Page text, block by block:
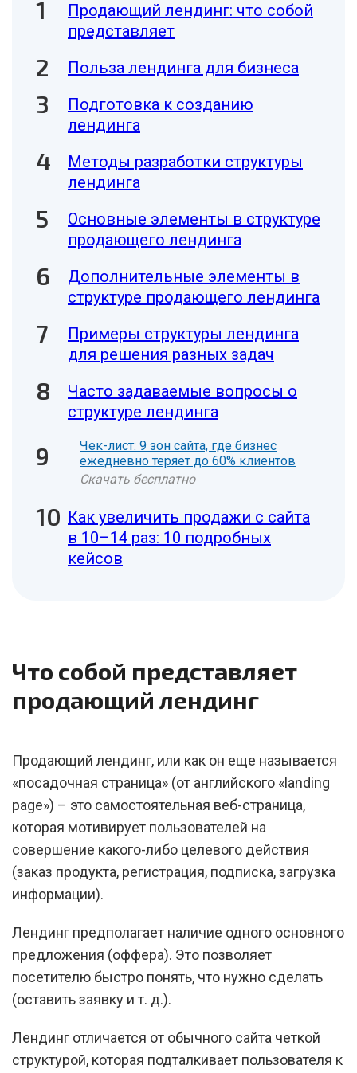
Продающий лендинг: что собой
представляет
Польза лендинга для бизнеса
Подготовка к созданию
лендинга
Методы разработки структуры
лендинга
Основные элементы в структуре
продающего лендинга
Дополнительные элементы в
структуре продающего лендинга
Примеры структуры лендинга
для решения разных задач
Часто задаваемые вопросы о
структуре лендинга
Чек-лист: 9 зон сайта, где бизнес
ежедневно теряет до 60% клиентов
Скачать бесплатно
Как увеличить продажи с сайта
в 10–14 раз: 10 подробных
кейсов
Что собой представляет
продающий лендинг
Продающий лендинг, или как он еще называется
«посадочная страница» (от английского «landing
page») – это самостоятельная веб-страница,
которая мотивирует пользователей на
совершение какого-либо целевого действия
(заказ продукта, регистрация, подписка, загрузка
информации).
Лендинг предполагает наличие одного основного
предложения (оффера). Это позволяет
посетителю быстро понять, что нужно сделать
(оставить заявку и т. д.).
Лендинг отличается от обычного сайта четкой
структурой, которая подталкивает пользователя к